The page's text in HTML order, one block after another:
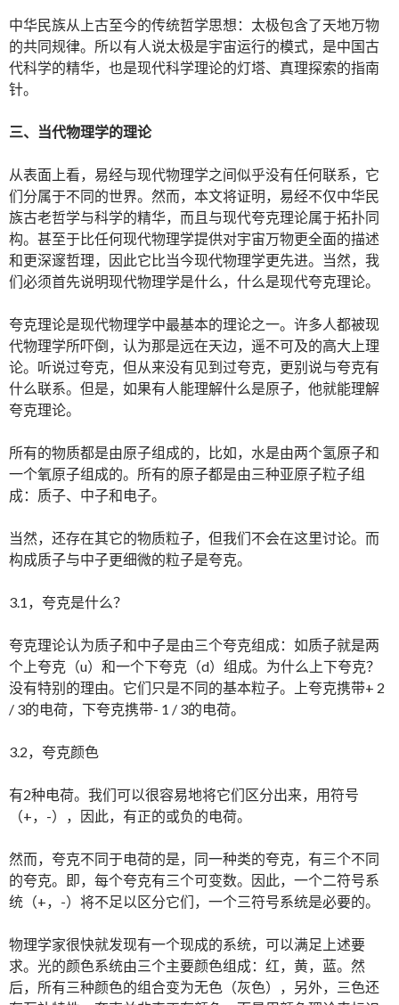
中华民族从上古至今的传统哲学思想：太极包含了天地万物
的共同规律。所以有人说太极是宇宙运行的模式，是中国古
代科学的精华，也是现代科学理论的灯塔、真理探索的指南
针。
三、当代物理学的理论
从表面上看，易经与现代物理学之间似乎没有任何联系，它
们分属于不同的世界。然而，本文将证明，易经不仅中华民
族古老哲学与科学的精华，而且与现代夸克理论属于拓扑同
构。甚至于比任何现代物理学提供对宇宙万物更全面的描述
和更深邃哲理，因此它比当今现代物理学更先进。当然，我
们必须首先说明现代物理学是什么，什么是现代夸克理论。
夸克理论是现代物理学中最基本的理论之一。许多人都被现
代物理学所吓倒，认为那是远在天边，遥不可及的高大上理
论。听说过夸克，但从来没有见到过夸克，更别说与夸克有
什么联系。但是，如果有人能理解什么是原子，他就能理解
夸克理论。
所有的物质都是由原子组成的，比如，水是由两个氢原子和
一个氧原子组成的。所有的原子都是由三种亚原子粒子组
成：质子、中子和电子。
当然，还存在其它的物质粒子，但我们不会在这里讨论。而
构成质子与中子更细微的粒子是夸克。
3.1，夸克是什么？
夸克理论认为质子和中子是由三个夸克组成：如质子就是两
个上夸克（u）和一个下夸克（d）组成。为什么上下夸克？
没有特别的理由。它们只是不同的基本粒子。上夸克携带+ 2
/ 3的电荷，下夸克携带- 1 / 3的电荷。
3.2，夸克颜色
有2种电荷。我们可以很容易地将它们区分出来，用符号
（+，-），因此，有正的或负的电荷。
然而，夸克不同于电荷的是，同一种类的夸克，有三个不同
的夸克。即，每个夸克有三个可变数。因此，一个二符号系
统（+，-）将不足以区分它们，一个三符号系统是必要的。
物理学家很快就发现有一个现成的系统，可以满足上述要
求。光的颜色系统由三个主要颜色组成：红，黄，蓝。然
后，所有三种颜色的组合变为无色（灰色），另外，三色还